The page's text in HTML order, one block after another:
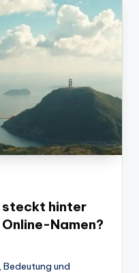
steckt hinter
Namen?
und